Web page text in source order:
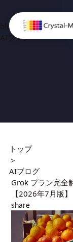
blog
AIブログ
トップ
＞
AIブログ
Grok プラン完全
【2026年7月版】
share